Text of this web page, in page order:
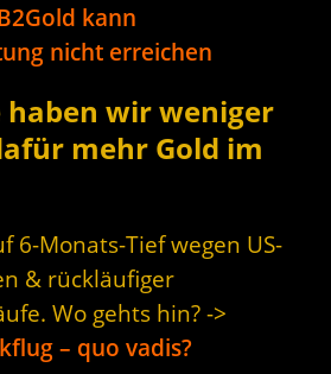
kann
nicht erreichen
haben wir weniger
mehr Gold im
6-Monats-Tief wegen US-
& rückläufiger
Wo gehts hin? ->
– quo vadis?